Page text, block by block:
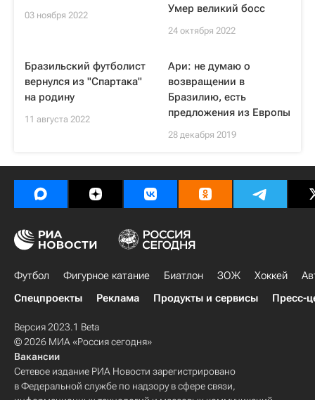
03 ноября 2022
Умер великий босс
24 октября 2022
Бразильский футболист
вернулся из "Спартака"
на родину
11 августа 2022
Ари: не думаю о
возвращении в
Бразилию, есть
предложения из Европы
28 декабря 2019
Футбол Фигурное катание Биатлон ЗОЖ Хоккей
Спецпроекты
Реклама Продукты и сервисы Пресс-
Версия 2023.1 Beta
© 2026 МИА «Россия сегодня»
Вакансии
Сетевое издание РИА Новости зарегистрировано
в Федеральной службе по надзору в сфере связи,